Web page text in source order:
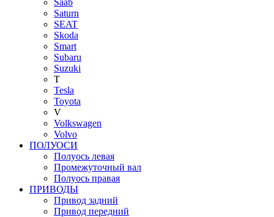
Saab
Saturn
SEAT
Skoda
Smart
Subaru
Suzuki
T
Tesla
Toyota
V
Volkswagen
Volvo
ПОЛУОСИ
Полуось левая
Промежуточный вал
Полуось правая
ПРИВОДЫ
Привод задний
Привод передний